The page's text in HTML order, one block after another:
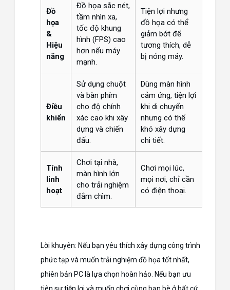
Đồ
họa
&
Hiệu
năng
Đồ họa sắc nét,
tầm nhìn xa,
tốc độ khung
hình (FPS) cao
hơn nếu máy
mạnh.
Tiện lợi nhưng
đồ họa có thể
giảm bớt để
tương thích, dễ
bị nóng máy.
Điều
khiển
Sử dụng chuột
và bàn phím
cho độ chính
xác cao khi xây
dựng và chiến
đấu.
Dùng màn hình
cảm ứng, tiện lợi
khi di chuyển
nhưng có thể
khó xây dựng
chi tiết.
Tính
linh
hoạt
Chơi tại nhà,
màn hình lớn
cho trải nghiệm
đắm chìm.
Chơi mọi lúc,
mọi nơi, chỉ cần
có điện thoại.
Lời khuyên: Nếu bạn yêu thích xây dựng công trình
phức tạp và muốn trải nghiệm đồ họa tốt nhất,
phiên bản PC là lựa chọn hoàn hảo. Nếu bạn ưu
tiên sự tiện lợi và muốn chơi cùng bạn bè ở bất cứ